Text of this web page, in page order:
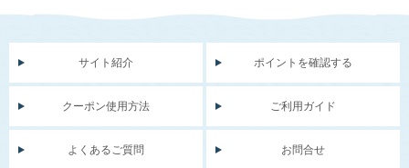
サイト紹介 ポイントを確認する
クーポン使用方法 ご利用ガイド
よくあるご質問 お問合せ